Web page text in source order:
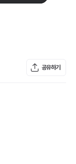
공유하기